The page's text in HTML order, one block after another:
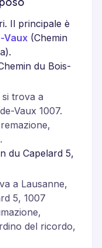
Il principale è
Vaux (Chemin
).
du Bois-
si trova a
Vaux 1007.
du Capelard 5,
a Lausanne,
5, 1007
del ricordo,